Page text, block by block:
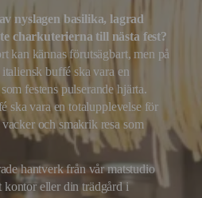
nyslagen basilika, lagrad
charkuterierna till nästa fest?
kan kännas förutsägbart, men på
buffé ska vara en
festens pulserande hjärta.
ska vara en totalupplevelse för
och smakrik resa som
hantverk från vår matstudio
eller din trädgård i